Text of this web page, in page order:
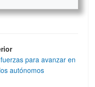
para avanzar en
autónomos